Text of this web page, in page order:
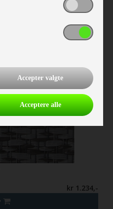
kr 1.234,-
Accepter valgte
Acceptere alle